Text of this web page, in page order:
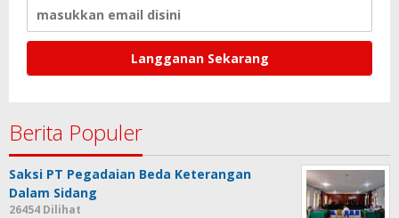
Berita Populer
Saksi PT Pegadaian Beda Keterangan
Dalam Sidang
26454 Dilihat